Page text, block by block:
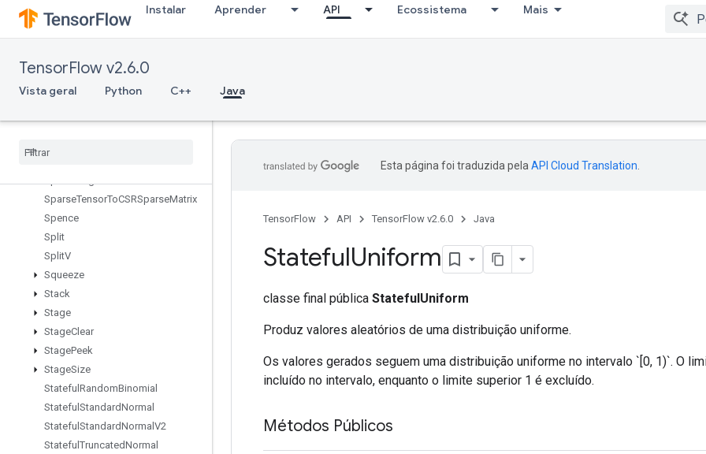
Instalar Aprender API Ecossistema Mais
TensorFlow v2.6.0
Vista geral Python C++ Java
SparseMatrixMul
SparseMatrixNNZ
SparseMatrixSoftmax
SparseMatrixSoftmaxGrad
SparseMatrixSparseMatMul
SparseTensorToCSRSparseMatrix
Spence
Split
SplitV
Squeeze
Stack
Stage
StageClear
StagePeek
StageSize
Stateful RandomBinomial
Stateful StandardNormal
Stateful StandardNormal V2
Stateful TruncatedNormal
Esta página foi traduzida pela API Cloud Translation
TensorFlow API TensorFlow v2.6.0 Java
StatefulUniform
classe final pública StatefulUniform
Produz valores aleatórios de uma distribuição uniforme.
Os valores gerados seguem uma distribuição uniforme no intervalo `[0, 1)`. O
incluído no intervalo, enquanto o limite superior 1 é excluído.
Métodos Públicos